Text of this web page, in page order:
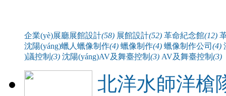
企業(yè)展廳展館設計(58) 展館設計(52) 革命紀念館(12)
沈陽(yáng)蠟人蠟像制作(4) 蠟像制作(4) 蠟像制作公司 (4)
)議控制 (3) 沈陽(yáng)AV及舞臺控制 (3) AV及舞臺控制 (3)
北洋水師洋槍